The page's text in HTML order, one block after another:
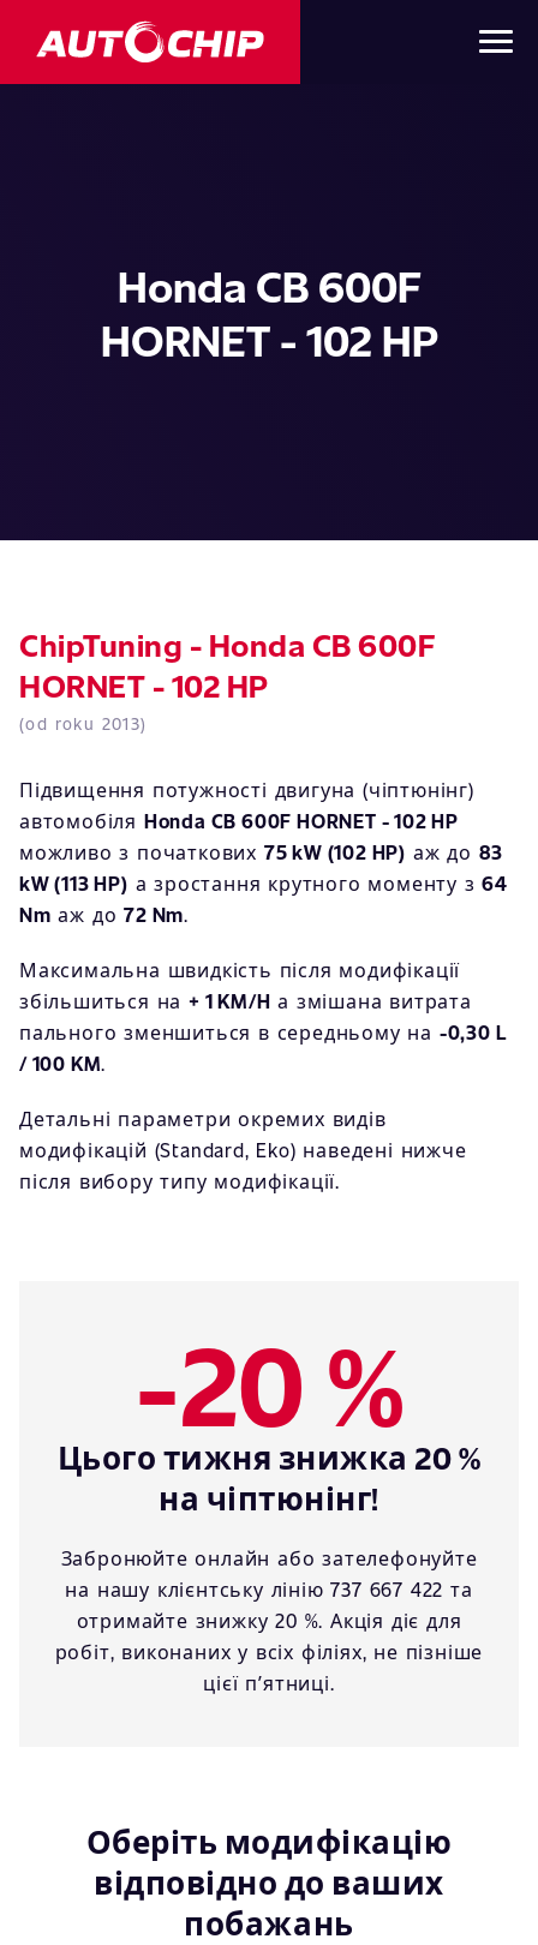
Honda CB 600F
HORNET - 102 HP
ChipTuning - Honda CB 600F
HORNET - 102 HP
(od roku 2013)
Підвищення потужності двигуна (чіптюнінг)
автомобіля Honda CB 600F HORNET - 102 HP
можливо з початкових 75 kW (102 HP) аж до 83
kW (113 HP) а зростання крутного моменту з64
Nm аж до72 Nm.
Максимальна швидкість після модифікації
збільшиться на+ 1 KM/H а змішана витрата
пального зменшиться в середньому на -0,30 L
/ 100 KM.
Детальні параметри окремих видів
модифікацій (Standard, Eko) наведені нижче
після вибору типу модифікації.
-20 %
Цього тижня знижка 20 %
на чіптюнінг!
Забронюйте онлайн або зателефонуйте
на нашу клієнтську лінію 737 667 422 та
отримайте знижку 20 %. Акція діє для
робіт, виконаних у всіх філіях, не пізніше
цієї пʼятниці.
Оберіть модифікацію
відповідно до ваших
побажань